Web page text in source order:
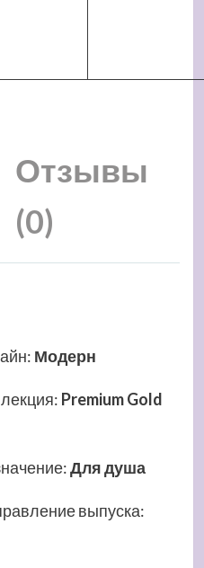
Отзывы
(0)
: Модерн
: Premium Gold
:Для душа
выпуска: